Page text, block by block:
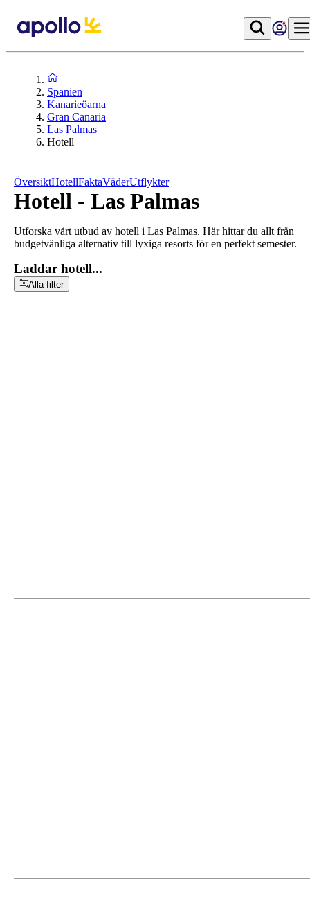
Spanien
Kanarieöarna
Gran Canaria
Las Palmas
Hotell
ÖversiktHotellFaktaVäderUtflykter
Hotell - Las Palmas
Utforska vårt utbud av hotell i Las Palmas. Här hittar du allt från
budgetvänliga alternativ till lyxiga resorts för en perfekt semester.
Laddar hotell...
Alla filter